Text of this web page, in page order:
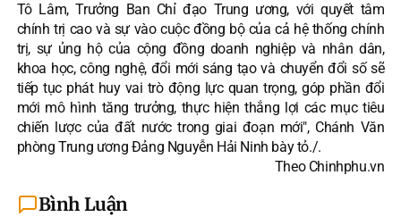
Tô Lâm, Trưởng Ban Chỉ đạo Trung ương, với quyết tâm
chính trị cao và sự vào cuộc đồng bộ của cả hệ thống chính
trị, sự ủng hộ của cộng đồng doanh nghiệp và nhân dân,
khoa học, công nghệ, đổi mới sáng tạo và chuyển đổi số sẽ
tiếp tục phát huy vai trò động lực quan trọng, góp phần đổi
mới mô hình tăng trưởng, thực hiện thắng lợi các mục tiêu
chiến lược của đất nước trong giai đoạn mới", Chánh Văn
phòng Trung ương Đảng Nguyễn Hải Ninh bày tỏ./.
Theo Chinhphu.vn
Bình Luận